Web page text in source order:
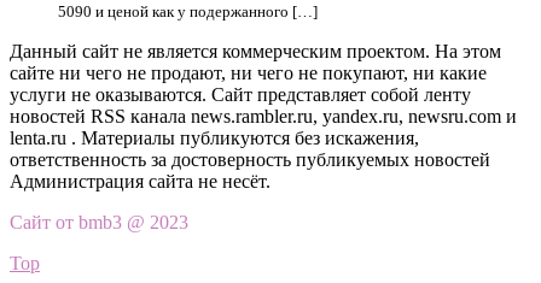
5090 и ценой как у подержанного […]
Данный сайт не является коммерческим проектом. На этом
сайте ни чего не продают, ни чего не покупают, ни какие
услуги не оказываются. Сайт представляет собой ленту
новостей RSS канала news.rambler.ru, yandex.ru, newsru.com и
lenta.ru . Материалы публикуются без искажения,
ответственность за достоверность публикуемых новостей
Администрация сайта не несёт.
Сайт от bmb3 @ 2023
Top